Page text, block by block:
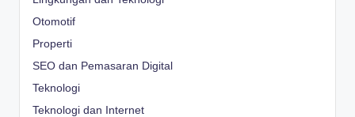
Otomotif
Properti
SEO dan Pemasaran Digital
Teknologi
Teknologi dan Internet